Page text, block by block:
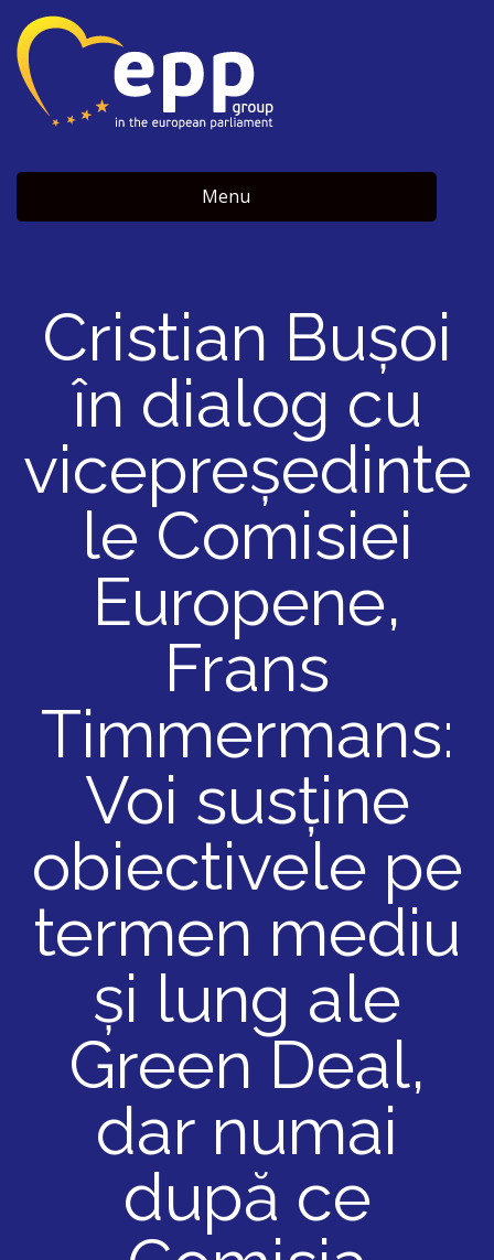
Menu
Cristian Bușoi
în dialog cu
vicepreședinte
le Comisiei
Europene,
Frans
Timmermans:
Voi susține
obiectivele pe
termen mediu
și lung ale
Green Deal,
dar numai
după ce